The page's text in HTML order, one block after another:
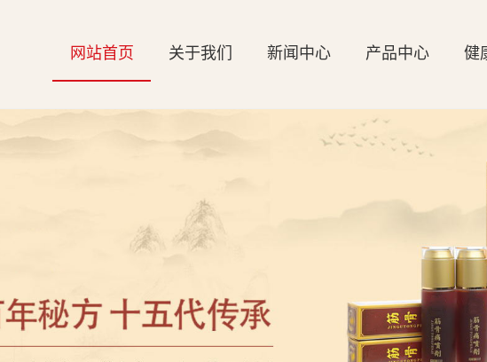
网站首页 关于我们 新闻中心 产品中心 健